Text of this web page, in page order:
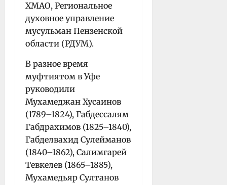
ХМАО, Региональное
духовное управление
мусульман Пензенской
области (РДУМ).
В разное время
муфтиятом в Уфе
руководили
Мухамеджан Хусаинов
(1789–1824), Габдессалям
Габдрахимов (1825–1840),
Габделвахид Сулейманов
(1840–1862), Салимгарей
Тевкелев (1865–1885),
Мухамедьяр Султанов